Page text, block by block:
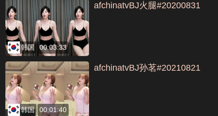
韩国 00:03:33
afchinatvBJ火腿#20200831
韩国 00:01:40
afchinatvBJ孙茗#20210821